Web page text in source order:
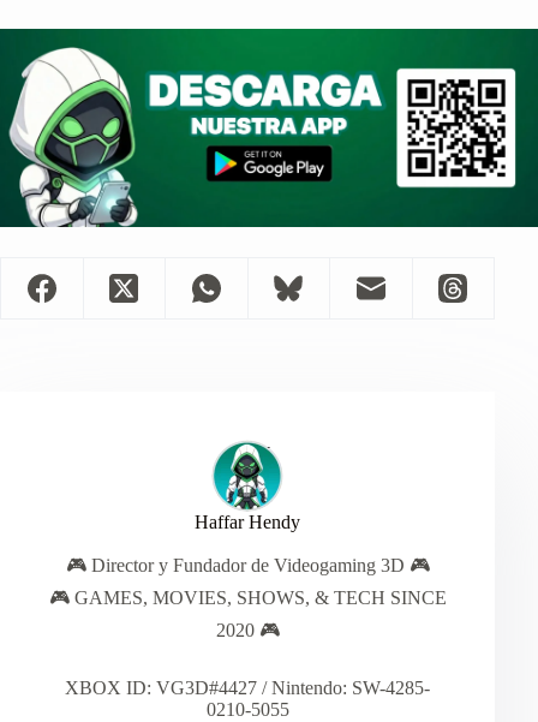
Haffar Hendy
🎮 Director y Fundador de Videogaming 3D 🎮
🎮 GAMES, MOVIES, SHOWS, & TECH SINCE
2020 🎮
XBOX ID: VG3D#4427 / Nintendo: SW-4285-
0210-5055